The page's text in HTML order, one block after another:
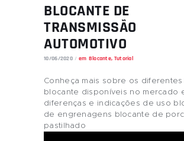
BLOCANTE DE
TRANSMISSÃO
AUTOMOTIVO
10/06/2020 em Blocante, Tutorial
Conheça mais sobre os
blocante disponíveis no mercado
diferenças e indicações de uso
de engrenagens blocante de
pastilhado